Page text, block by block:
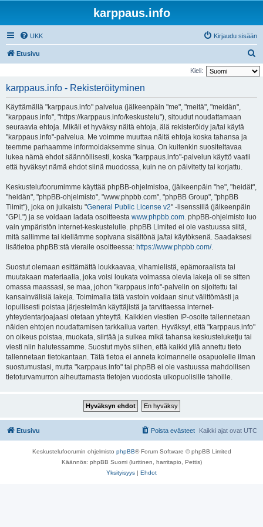
karppaus.info
UKK Kirjaudu sisään
Etusivu
t
Kieli:
karppaus.info - Rekisteröityminen
Käyttämällä "karppaus.info" palvelua (jälkeenpäin "me", "meitä", "meidän",
"karppaus.info", "https://karppaus.info/keskustelu"), sitoudut noudattamaan
seuraavia ehtoja. Mikäli et hyväksy näitä ehtoja, älä rekisteröidy ja/tai käytä
"karppaus.info"-palvelua. Me voimme muuttaa näitä ehtoja koska tahansa ja
teemme parhaamme informoidaksemme sinua. On kuitenkin suositeltavaa
lukea nämä ehdot säännöllisesti, koska "karppaus.info"-palvelun käyttö vaatii
että hyväksyt nämä ehdot siinä muodossa, kuin ne on päivitetty tai korjattu.
Keskustelufoorumimme käyttää phpBB-ohjelmistoa, (jälkeenpäin "he", "heidät",
"heidän", "phpBB-ohjelmisto", "www.phpbb.com", "phpBB Group", "phpBB
Tiimit"), joka on julkaistu "General Public License v2" -lisenssillä (jälkeenpäin
"GPL") ja se voidaan ladata osoitteesta www.phpbb.com. phpBB-ohjelmisto luo
vain ympäristön internet-keskustelulle. phpBB Limited ei ole vastuussa siitä,
mitä sallimme tai kiellämme sopivana sisältönä ja/tai käytöksenä. Saadaksesi
lisätietoa phpBB:stä vieraile osoitteessa: https://www.phpbb.com/.
Suostut olemaan esittämättä loukkaavaa, vihamielistä, epämoraalista tai
muutakaan materiaalia, joka voisi loukata voimassa olevia lakeja oli se sitten
omassa maassasi, se maa, johon "karppaus.info"-palvelin on sijoitettu tai
kansainvälisiä lakeja. Toimimalla tätä vastoin voidaan sinut välittömästi ja
lopullisesti poistaa järjestelmän käyttäjistä ja tarvittaessa internet-
yhteydentarjoajaasi otetaan yhteyttä. Kaikkien viestien IP-osoite tallennetaan
näiden ehtojen noudattamisen tarkkailua varten. Hyväksyt, että "karppaus.info"
on oikeus poistaa, muokata, siirtää ja sulkea mikä tahansa keskusteluketju tai
viesti niin halutessamme. Suostut myös siihen, että kaikki yllä annettu tieto
tallennetaan tietokantaan. Tätä tietoa ei anneta kolmannelle osapuolelle ilman
suostumustasi, mutta "karppaus.info" tai phpBB ei ole vastuussa mahdollisen
tietoturvamurron aiheuttamasta tietojen vuodosta ulkopuolisille tahoille.
Etusivu Kaikki ajat ovat UTC
Poista evästeet
Keskustelufoorumin ohjelmisto phpBB® Forum Software © phpBB Limited
Käännös: phpBB Suomi (lurttinen, harritapio, Pettis)
Yksityisyys | Ehdot